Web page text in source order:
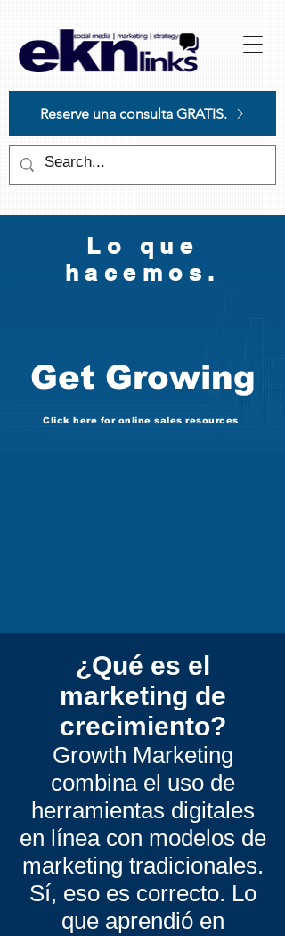
website
includes
accessibility
Reserve una consulta GRATIS.
Lo que
hacemos.
Get Growing
Click here for online sales resources
¿Qué es el
marketing de
crecimiento?
Growth Marketing
combina el uso de
herramientas digitales
en línea con modelos de
marketing tradicionales.
Sí, eso es correcto. Lo
que aprendió en